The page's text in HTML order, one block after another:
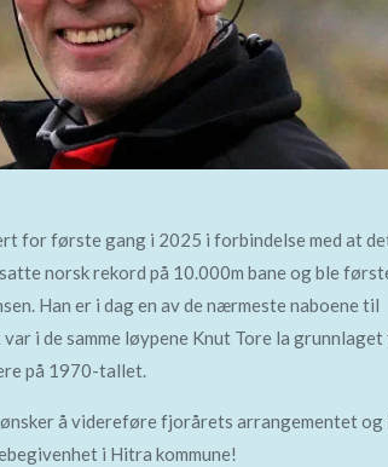
for første gang i 2025 i forbindelse med at
norsk rekord på 10.000m bane og ble
Han er i dag en av de nærmeste naboene til
i de samme løypene Knut Tore la grunnlaget
på 1970-tallet.
å videreføre fjorårets arrangementet og
i Hitra kommune!